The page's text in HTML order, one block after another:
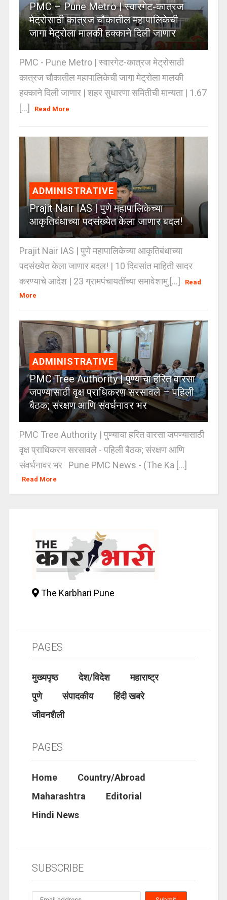
PMC – Pune Metro | स्वारगेट-कात्रज
मेट्रोसाठी कात्रज चौकातील महापालिकेची
जागा मेट्रोला मालकी हक्काने दिली जाणार
PMC - Pune Metro | स्वारगेट-कात्रज मेट्रोसाठी
कात्रज चौकातील महापालिकेची जागा मेट्रोला मालकी
हक्काने दिली जाणार | शहर सुधारणा समितीची मान्यता | 1.67
[...]
Read More
ADMINISTRATIVE
Prajit Nair IAS | पुणे महापालिकेच्या
आकृतिबंधाच्या पदसंख्येत केला जाणार बदल!
Prajit Nair IAS | पुणे महापालिकेच्या आकृतिबंधाच्या
पदसंख्येत केला जाणार बदल! | 10 दिवसांत माहिती सादर
करण्याचे आदेश | 23 ग्रामपंचायतींच्या समावेशामु [...]
Read
More
ADMINISTRATIVE
PMC Tree Authority | पुण्याचा हरित वारसा
जपण्यासाठी वृक्ष प्राधिकरण सरसावले – पहिली
बैठक; संरक्षण आणि संवर्धनावर भर
PMC Tree Authority | पुण्याचा हरित वारसा जपण्यासाठी
वृक्ष प्राधिकरण सरसावले - पहिली बैठक; संरक्षण आणि
संवर्धनावर भर Pune PMC News - (The Ka [...]
Read More
The Karbhari Pune
PAGES
मुख्यपृष्ठ देश/विदेश
महाराष्ट्र
पुणे
संपादकीय
हिंदी खबरे
जीवनशैली
PAGES
Home
Country/Abroad
Maharashtra
Editorial
Hindi News
SUBSCRIBE